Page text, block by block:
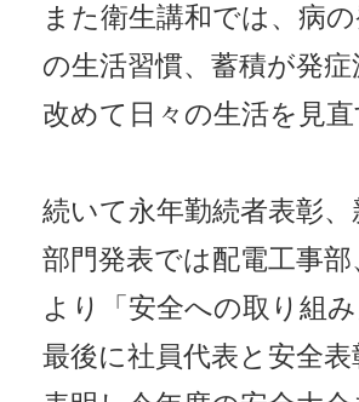
また衛生講和では、病
の生活習慣、蓄積が発
改めて日々の生活を見
続いて永年勤続者表彰
部門発表では配電工事
より「安全への取り組
最後に社員代表と安全